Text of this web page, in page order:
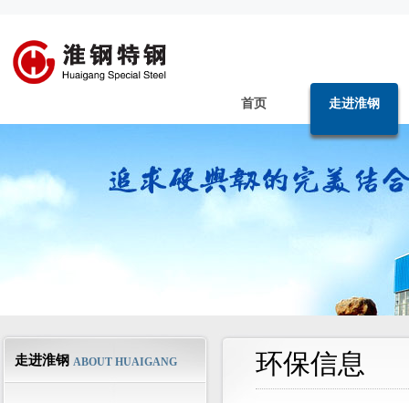
首页 走进淮钢
走进淮钢 ABOUT HUAIGANG 环保信息